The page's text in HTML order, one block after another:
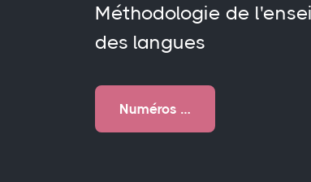
Méthodologie de
des langues
Numéros …